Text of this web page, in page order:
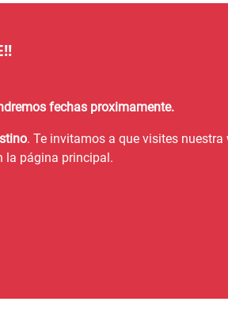
fechas proximamente.
. Te invitamos a que visites nuestra
la página principal.